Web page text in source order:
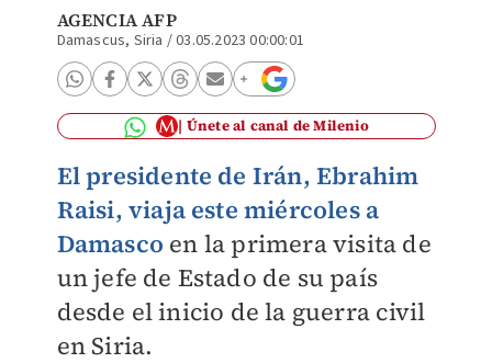
AGENCIA AFP
Damascus, Siria /03.05.2023 00:00:01
Únete al canal de Milenio
El presidente de Irán, Ebrahim
Raisi, viaja este miércoles a
Damasco en la primera visita de
un jefe de Estado de su país
desde el inicio de la guerra civil
en Siria.